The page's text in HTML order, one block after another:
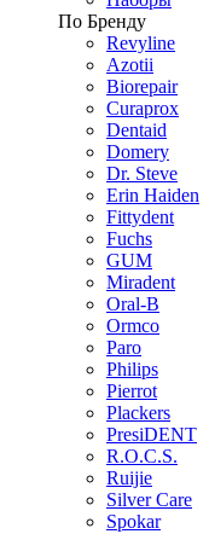
По Бренду
Revyline
Azotii
Biorepair
Curaprox
Dentaid
Domery
Dr. Steve
Erin Haiden
Fittydent
Fuchs
GUM
Miradent
Oral-B
Ormco
Paro
Philips
Pierrot
Plackers
PresiDENT
R.O.C.S.
Ruijie
Silver Care
Spokar